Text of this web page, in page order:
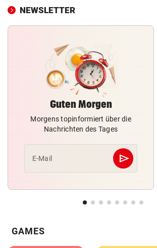
NEWSLETTER
Guten Morgen
Morgens topinformiert über die
Nachrichten des Tages
E-Mail send
Abschicken
GAMES